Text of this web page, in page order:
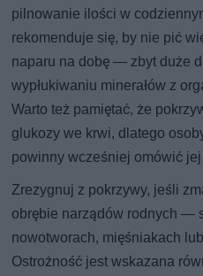
pilnowanie ilości w
rekomenduje się, by nie pić
naparu na dobę — zbyt duże
wypłukiwaniu minerałów z
Warto też pamiętać, że
glukozy we krwi, dlatego
powinny wcześniej omówić
Zrezygnuj z pokrzywy, jeśli
obrębie narządów rodnych —
nowotworach, mięśniakach
Ostrożność jest wskazana